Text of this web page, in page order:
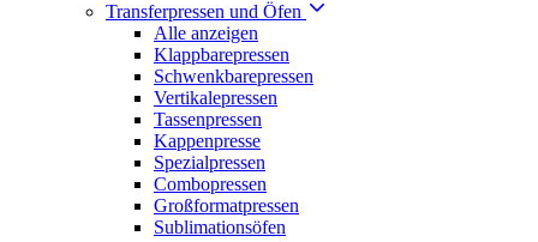
Transferpressen und Öfen
Alle anzeigen
Klappbarepressen
Schwenkbarepressen
Vertikalepressen
Tassenpressen
Kappenpresse
Spezialpressen
Combopressen
Großformatpressen
Sublimationsöfen